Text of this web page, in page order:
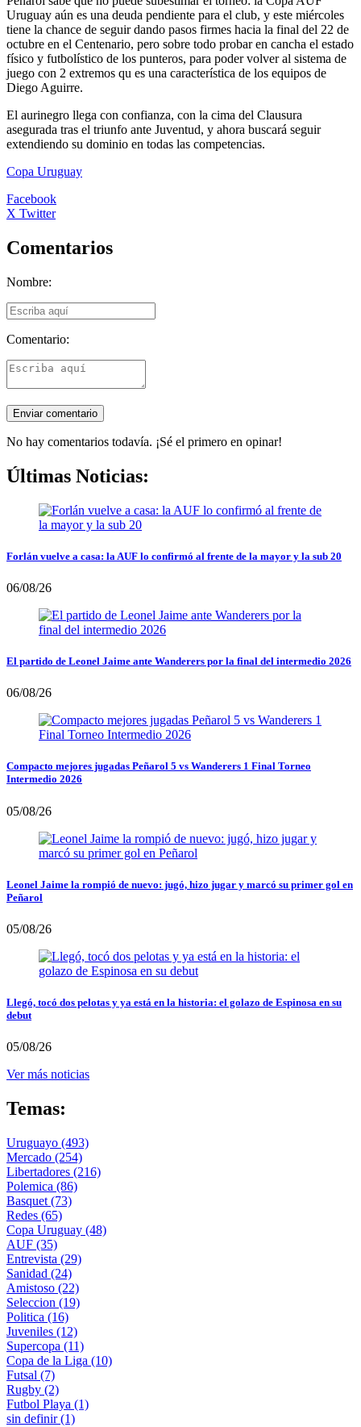
Uruguay aún es una deuda pendiente para el club, y este miércoles
tiene la chance de seguir dando pasos firmes hacia la final del 22 de
octubre en el Centenario, pero sobre todo probar en cancha el estado
físico y futbolístico de los punteros, para poder volver al sistema de
juego con 2 extremos qu es una característica de los equipos de
Diego Aguirre.
El aurinegro llega con confianza, con la cima del Clausura
asegurada tras el triunfo ante Juventud, y ahora buscará seguir
extendiendo su dominio en todas las competencias.
Copa Uruguay
Facebook
X Twitter
Comentarios
Nombre:
Comentario:
No hay comentarios todavía. ¡Sé el primero en opinar!
Últimas Noticias:
Forlán vuelve a casa: la AUF lo confirmó al frente de la mayor y la sub 20
06/08/26
El partido de Leonel Jaime ante Wanderers por la final del intermedio 2026
06/08/26
Compacto mejores jugadas Peñarol 5 vs Wanderers 1 Final Torneo
Intermedio 2026
05/08/26
Leonel Jaime la rompió de nuevo: jugó, hizo jugar y marcó su primer gol en
Peñarol
05/08/26
Llegó, tocó dos pelotas y ya está en la historia: el golazo de Espinosa en su
debut
05/08/26
Ver más noticias
Temas:
Uruguayo (493)
Mercado (254)
Libertadores (216)
Polemica (86)
Basquet (73)
Redes (65)
Copa Uruguay (48)
AUF (35)
Entrevista (29)
Sanidad (24)
Amistoso (22)
Seleccion (19)
Politica (16)
Juveniles (12)
Supercopa (11)
Copa de la Liga (10)
Futsal (7)
Rugby (2)
Futbol Playa (1)
sin definir(1)